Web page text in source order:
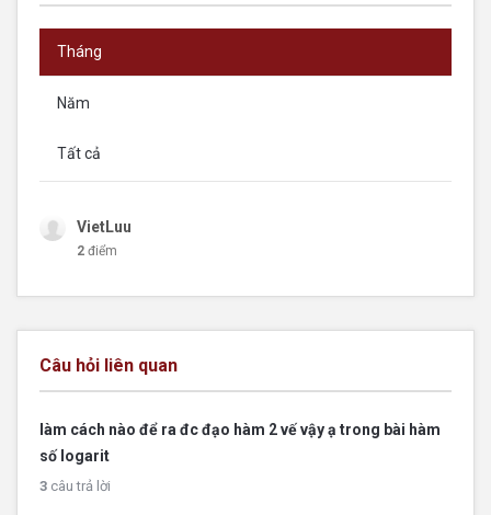
Tháng
Năm
Tất cả
VietLuu
2 điểm
Câu hỏi liên quan
làm cách nào để ra đc đạo hàm 2 vế vậy ạ trong bài hàm
số logarit
3 câu trả lời